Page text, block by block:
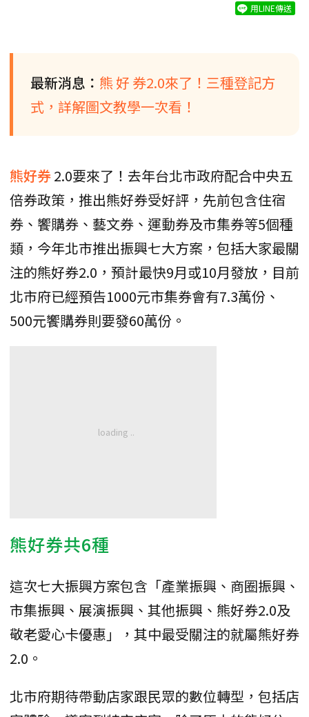
用LINE傳送
最新消息： 熊 好 券2.0來了！三種登記方
式，詳解圖文教學一次看！
熊好券2.0要來了！去年台北市政府配合中央五
倍券政策，推出熊好券受好評，先前包含住宿
券、饗購券、藝文券、運動券及市集券等5個種
類，今年北市推出振興七大方案，包括大家最關
注的熊好券2.0，預計最快9月或10月發放，目前
北市府已經預告1000元市集券會有7.3萬份、
500元饗購券則要發60萬份。
熊好券共6種
這次七大振興方案包含「產業振興、商圈振興、
市集振興、展演振興、其他振興、熊好券2.0及
敬老愛心卡優惠」，其中最受關注的就屬熊好券
2.0。
北市府期待帶動店家跟民眾的數位轉型，包括店